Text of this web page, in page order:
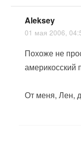
Aleksey
01 мая 2006,
Похоже не
америкосский
От меня, Лен,